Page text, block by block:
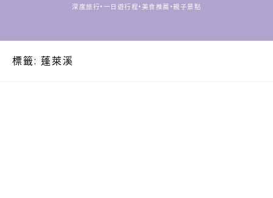
深度旅行•一日遊行程•美食推薦•親子景點
標籤: 蓬萊溪